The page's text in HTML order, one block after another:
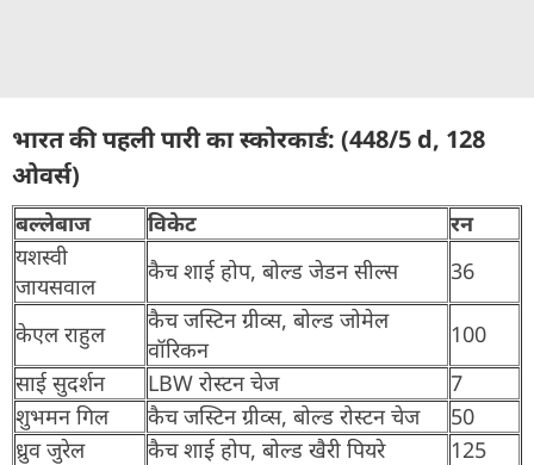
भारत की पहली पारी का स्कोरकार्ड: (448/5 d, 128
ओवर्स)
बल्लेबाज विकेट
रन
यशस्वी
जायसवाल
कैच शाई होप, बोल्ड जेडन सील्स 36
केएल राहुल
कैच जस्टिन ग्रीव्स, बोल्ड जोमेल
वॉरिकन
100
साई सुदर्शन
LBW रोस्टन चेज
7
शुभमन गिल
कैच जस्टिन ग्रीव्स, बोल्ड रोस्टन चेज
50
ध्रुव जुरेल
कैच शाई होप, बोल्ड खैरी पियरे
125